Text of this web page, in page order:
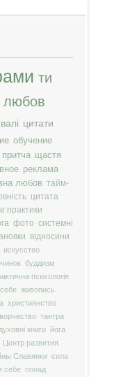
ти
любов
цитати
обучение
притча щастя
реклама
любов тайм-
цитата
практики
фото системні
відносини
искусство
буддизм
психологія
живопись
християнство
тантра
книги йога
Центр развития
Славянки сила
себе
понад